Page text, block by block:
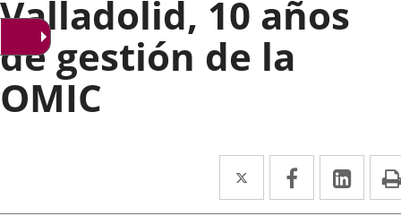
Valladolid, 10 años
de gestión de la
OMIC
Twitter
Enlace
a
Facebook
Enlace
a
a